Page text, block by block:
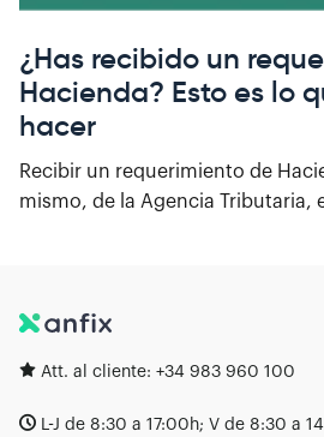
¿Has recibido un
Hacienda? Esto es lo
hacer
Recibir un requerimiento de
mismo, de la Agencia Tributaria,
Att. al cliente: +34 983 960 100
L-J de 8:30 a 17:00h; V de 8:30 a